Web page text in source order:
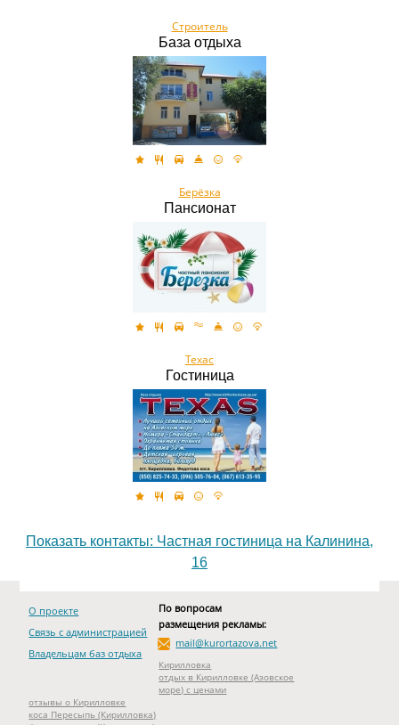
Строитель
База отдыха
Берёзка
Пансионат
Техас
Гостиница
Показать контакты: Частная гостиница на Калинина,
16
О проекте
Связь с администрацией
Владельцам баз отдыха
По вопросам
размещения рекламы:
mail@kurortazova.net
Кирилловка
отдых в Кирилловке (Азовское
море) с ценами
отзывы о Кирилловке
коса Пересыпь (Кирилловка)